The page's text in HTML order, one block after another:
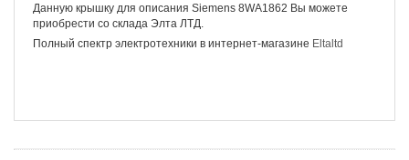
Данную крышку для описания Siemens 8WA1862 Вы можете
приобрести со склада Элта ЛТД.
Полный спектр электротехники в интернет-магазине Eltaltd